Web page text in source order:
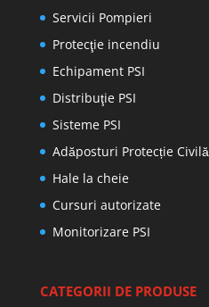
Servicii Pompieri
Protecţie incendiu
Echipament PSI
Distribuţie PSI
Sisteme PSI
Adăposturi Protecție Civilă
Hale la cheie
Cursuri autorizate
Monitorizare PSI
CATEGORII DE PRODUSE